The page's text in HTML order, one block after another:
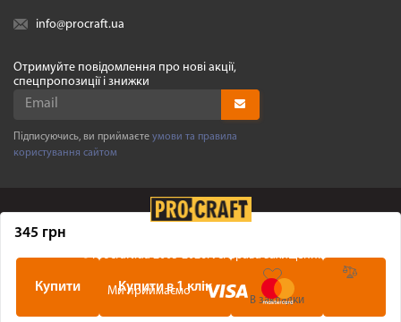
345 грн
Купити Купити в 1 клік
В закладки
info@procraft.ua
Отримуйте повідомлення про нові акції,
спецпропозиції і знижки
Підписуючись, ви приймаєте умови та правила
користування сайтом
©Procraft.ua2005-2026. Усі права захищенні
Ми приймаємо